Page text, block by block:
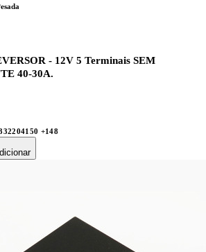
- 12V 5 Terminais SEM
40-30A.
+148